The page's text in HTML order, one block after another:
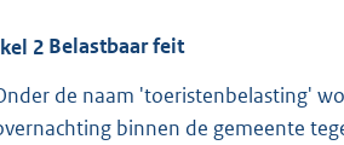
2 Belastbaar feit
de naam 'toeristenbelasting'
binnen de gemeente